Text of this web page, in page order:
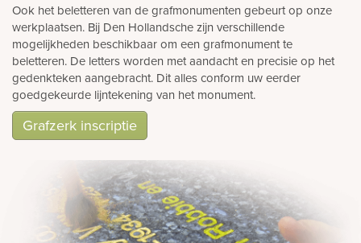
Ook het beletteren van de grafmonumenten gebeurt op onze
werkplaatsen. Bij Den Hollandsche zijn verschillende
mogelijkheden beschikbaar om een grafmonument te
beletteren. De letters worden met aandacht en precisie op het
gedenkteken aangebracht. Dit alles conform uw eerder
goedgekeurde lijntekening van het monument.
Grafzerk inscriptie